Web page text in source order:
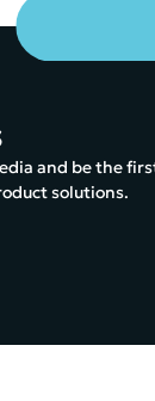
and be the
solutions.